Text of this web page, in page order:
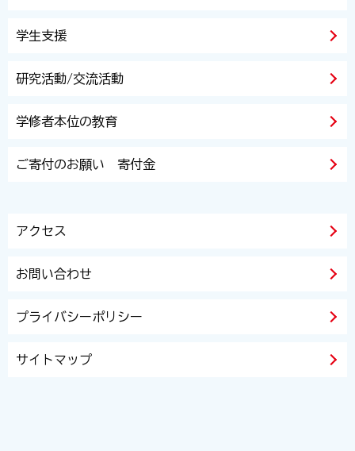
学生支援
研究活動/交流活動
学修者本位の教育
ご寄付のお願い 寄付金
アクセス
お問い合わせ
プライバシーポリシー
サイトマップ